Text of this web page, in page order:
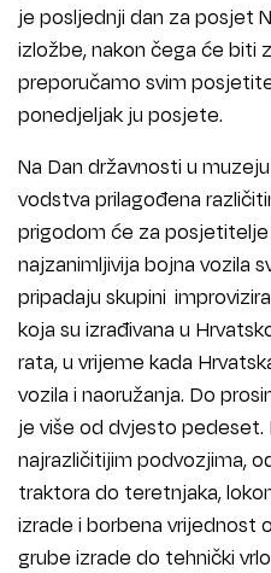
je posljednji dan za posjet
izložbe, nakon čega će biti
preporučamo svim
ponedjeljak ju posjete.
Na Dan državnosti u
vodstva prilagođena
prigodom će za
najzanimljivija bojna vozila
pripadaju skupini
koja su izrađivana u
rata, u vrijeme kada
vozila i naoružanja. Do
je više od dvjesto pedeset.
najrazličitijim podvozjima,
traktora do teretnjaka,
izrade i borbena vrijednost
grube izrade do tehnički